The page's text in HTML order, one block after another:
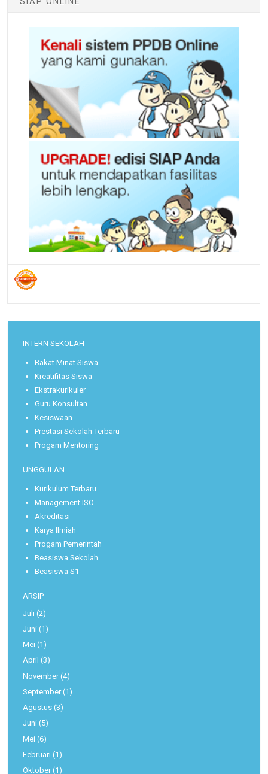
INTERN SEKOLAH
Bakat Minat Siswa
Kreatifitas Siswa
Ekstrakurikuler
Guru Konsultan
Kesiswaan
Prestasi Sekolah Terbaru
Progam Mentoring
UNGGULAN
Kurikulum Terbaru
Management ISO
Akreditasi
Karya Ilmiah
Progam Pemerintah
Beasiswa Sekolah
Beasiswa S1
ARSIP
Juli (2)
Juni (1)
Mei (1)
April (3)
November(4)
September(1)
Agustus (3)
Juni (5)
Mei (6)
Februari (1)
Oktober(1)